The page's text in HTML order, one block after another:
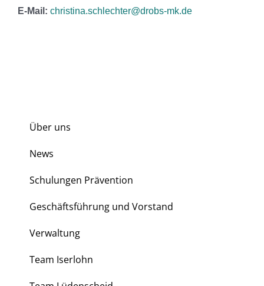
E-Mail: christina.schlechter@drobs-mk.de
Über uns
News
Schulungen Prävention
Geschäftsführung und Vorstand
Verwaltung
Team Iserlohn